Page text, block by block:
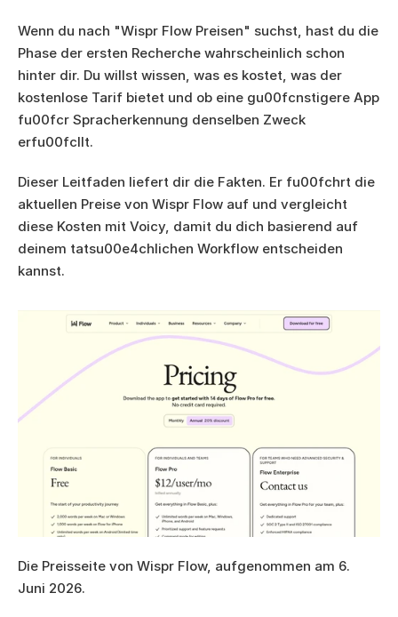
Wenn du nach "Wispr Flow Preisen" suchst, hast du die
Phase der ersten Recherche wahrscheinlich schon
hinter dir. Du willst wissen, was es kostet, was der
kostenlose Tarif bietet und ob eine gu00fcnstigere App
fu00fcr Spracherkennung denselben Zweck
erfu00fcllt.
Dieser Leitfaden liefert dir die Fakten. Er fu00fchrt die
aktuellen Preise von Wispr Flow auf und vergleicht
diese Kosten mit Voicy, damit du dich basierend auf
deinem tatsu00e4chlichen Workflow entscheiden
kannst.
Die Preisseite von Wispr Flow, aufgenommen am 6.
Juni 2026.